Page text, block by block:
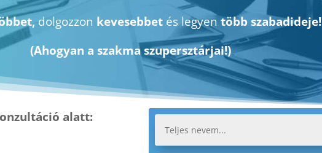
dolgozzon kevesebbet és legyen több szabadideje!
(Ahogyan a szakma szupersztárjai!)
alatt: